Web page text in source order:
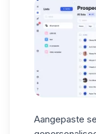
Aangepaste